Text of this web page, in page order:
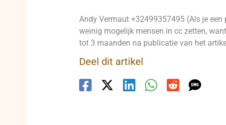
Andy Vermaut +32499357495 (Als je
weinig mogelijk mensen in cc zetten,
tot 3 maanden na publicatie van het
Deel dit artikel